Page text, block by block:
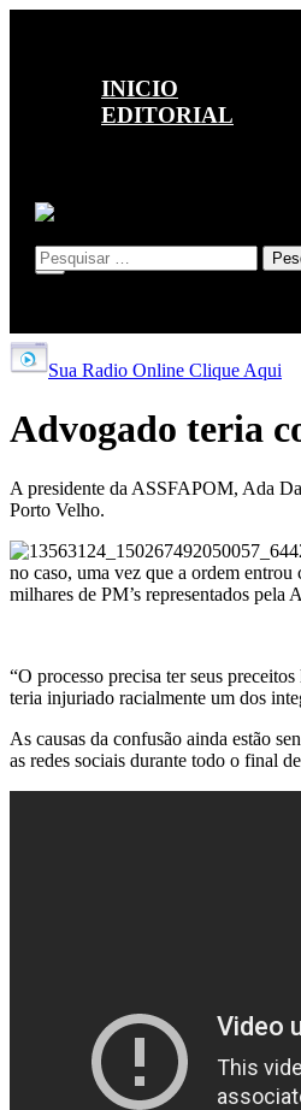
INICIO
EDITORIAL
X
Sua Radio Online Clique Aqui
Advogado teria
A presidente da ASSFAPOM, Ada
Porto Velho.
no caso, uma vez que a ordem
milhares de PM’s representados pela
“O processo precisa ter seus
teria injuriado racialmente um dos
As causas da confusão ainda estão
as redes sociais durante todo o final